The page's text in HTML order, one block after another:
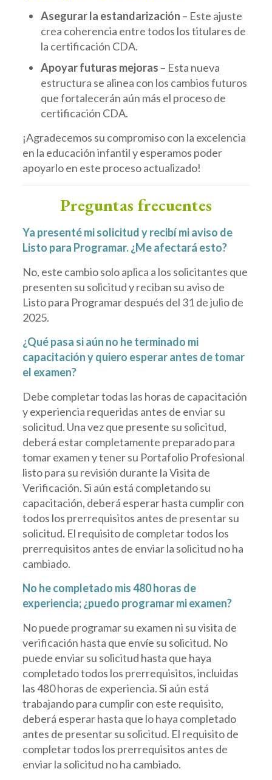
Asegurar la estandarización – Este ajuste
crea coherencia entre todos los titulares de
la certificación CDA.
Apoyar futuras mejoras – Esta nueva
estructura se alinea con los cambios futuros
que fortalecerán aún más el proceso de
certificación CDA.
¡Agradecemos su compromiso con la excelencia
en la educación infantil y esperamos poder
apoyarlo en este proceso actualizado!
Preguntas frecuentes
Ya presenté mi solicitud y recibí mi aviso de
Listo para Programar. ¿Me afectará esto?
No, este cambio solo aplica a los solicitantes que
presenten su solicitud y reciban su aviso de
Listo para Programar después del 31 de julio de
2025.
¿Qué pasa si aún no he terminado mi
capacitación y quiero esperar antes de tomar
el examen?
Debe completar todas las horas de capacitación
y experiencia requeridas antes de enviar su
solicitud. Una vez que presente su solicitud,
deberá estar completamente preparado para
tomar examen y tener su Portafolio Profesional
listo para su revisión durante la Visita de
Verificación. Si aún está completando su
capacitación, deberá esperar hasta cumplir con
todos los prerrequisitos antes de presentar su
solicitud. El requisito de completar todos los
prerrequisitos antes de enviar la solicitud no ha
cambiado.
No he completado mis 480 horas de
experiencia; ¿puedo programar mi examen?
No puede programar su examen ni su visita de
verificación hasta que envíe su solicitud. No
puede enviar su solicitud hasta que haya
completado todos los prerrequisitos, incluidas
las 480 horas de experiencia. Si aún está
trabajando para cumplir con este requisito,
deberá esperar hasta que lo haya completado
antes de presentar su solicitud. El requisito de
completar todos los prerrequisitos antes de
enviar la solicitud no ha cambiado.